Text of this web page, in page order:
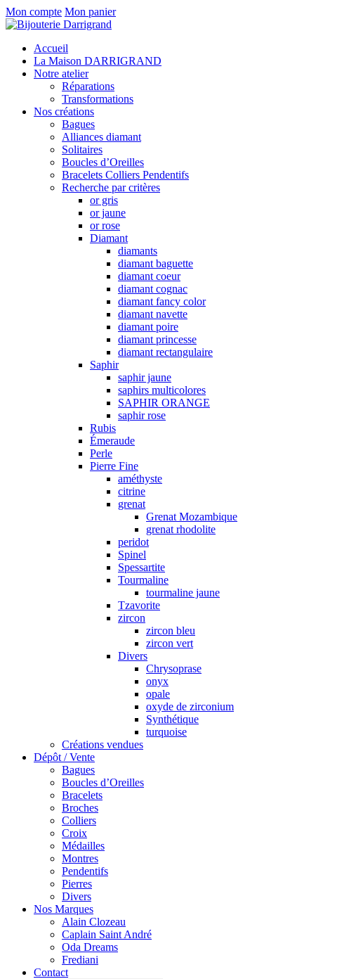
Mon compte Mon panier
Accueil
La Maison DARRIGRAND
Notre atelier
Réparations
Transformations
Nos créations
Bagues
Alliances diamant
Solitaires
Boucles d’Oreilles
Bracelets Colliers Pendentifs
Recherche par critères
or gris
or jaune
or rose
Diamant
diamants
diamant baguette
diamant coeur
diamant cognac
diamant fancy color
diamant navette
diamant poire
diamant princesse
diamant rectangulaire
Saphir
saphir jaune
saphirs multicolores
SAPHIR ORANGE
saphir rose
Rubis
Émeraude
Perle
Pierre Fine
améthyste
citrine
grenat
Grenat Mozambique
grenat rhodolite
peridot
Spinel
Spessartite
Tourmaline
tourmaline jaune
Tzavorite
zircon
zircon bleu
zircon vert
Divers
Chrysoprase
onyx
opale
oxyde de zirconium
Synthétique
turquoise
Créations vendues
Dépôt / Vente
Bagues
Boucles d’Oreilles
Bracelets
Broches
Colliers
Croix
Médailles
Montres
Pendentifs
Pierres
Divers
Nos Marques
Alain Clozeau
Caplain Saint André
Oda Dreams
Frediani
Contact